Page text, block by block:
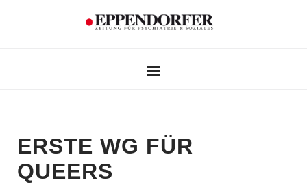
ERSTE WG FÜR
QUEERS